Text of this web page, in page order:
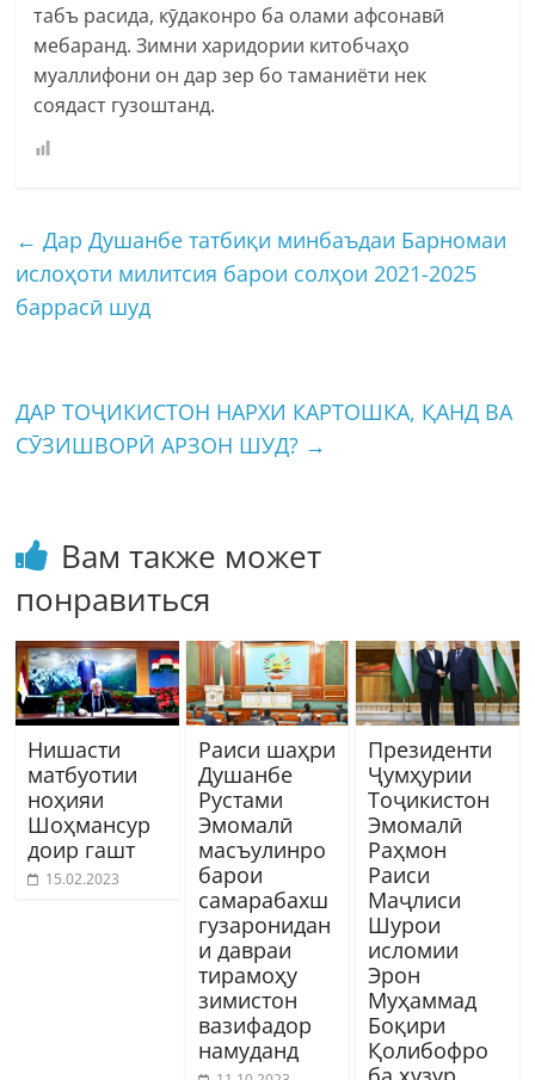
табъ расида, кӯдаконро ба олами афсонавӣ
мебаранд. Зимни харидории китобчаҳо
муаллифони он дар зер бо таманиёти нек
соядаст гузоштанд.
← Дар Душанбе татбиқи минбаъдаи Барномаи
ислоҳоти милитсия барои солҳои 2021-2025
баррасӣ шуд
ДАР ТОҶИКИСТОН НАРХИ КАРТОШКА, ҚАНД ВА
СӮЗИШВОРӢ АРЗОН ШУД? →
Вам также может
понравиться
Нишасти
матбуотии
ноҳияи
Шоҳмансур
доир гашт
15.02.2023
Раиси шаҳри
Душанбе
Рустами
Эмомалӣ
масъулинро
барои
самарабахш
гузаронидан
и давраи
тирамоҳу
зимистон
вазифадор
намуданд
Президенти
Ҷумҳурии
Тоҷикистон
Эмомалӣ
Раҳмон
Раиси
Маҷлиси
Шурои
исломии
Эрон
Муҳаммад
Боқири
Қолибофро